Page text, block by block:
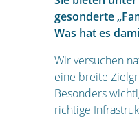
gesonderte
Was hat es
Wir versuchen
eine breite
Besonders
richtige